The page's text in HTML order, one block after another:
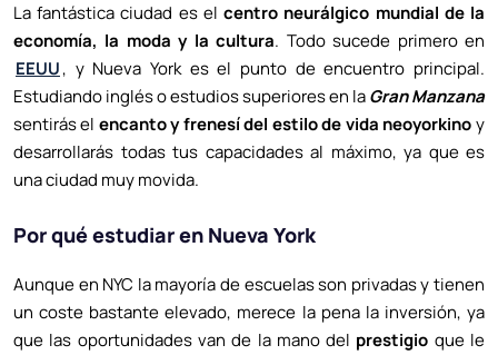
La fantástica ciudad es elcentro neurálgico mundial de la
economía, la moda y la cultura. Todo sucede primero en
EEUU, y Nueva York es el punto de encuentro principal.
Estudiando inglés o estudios superiores en laGran Manzana
sentirás el encanto y frenesí del estilo de vida neoyorkinoy
desarrollarás todas tus capacidades al máximo, ya que es
una ciudad muy movida.
Por qué estudiar en Nueva York
Aunque en NYC la mayoría de escuelas son privadas y tienen
un coste bastante elevado, merece la pena la inversión, ya
que las oportunidades van de la mano del prestigio que le